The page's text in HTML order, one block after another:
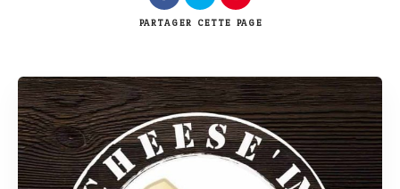
Rechercher
PARTAGER CETTE PAGE